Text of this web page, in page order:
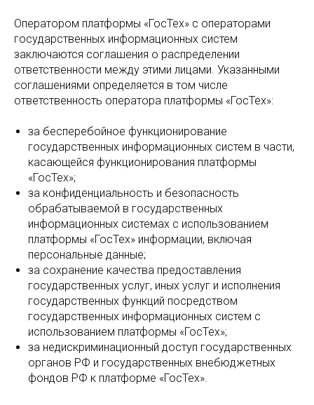
Оператором платформы «ГосТех» с операторами
государственных информационных систем
заключаются соглашения о распределении
ответственности между этими лицами. Указанными
соглашениями определяется в том числе
ответственность оператора платформы «ГосТех»:
за бесперебойное функционирование
государственных информационных систем в части,
касающейся функционирования платформы
«ГосТех»;
за конфиденциальность и безопасность
обрабатываемой в государственных
информационных системах с использованием
платформы «ГосТех» информации, включая
персональные данные;
за сохранение качества предоставления
государственных услуг, иных услуг и исполнения
государственных функций посредством
государственных информационных систем с
использованием платформы «ГосТех»;
за недискриминационный доступ государственных
органов РФ и государственных внебюджетных
фондов РФ к платформе «ГосТех».